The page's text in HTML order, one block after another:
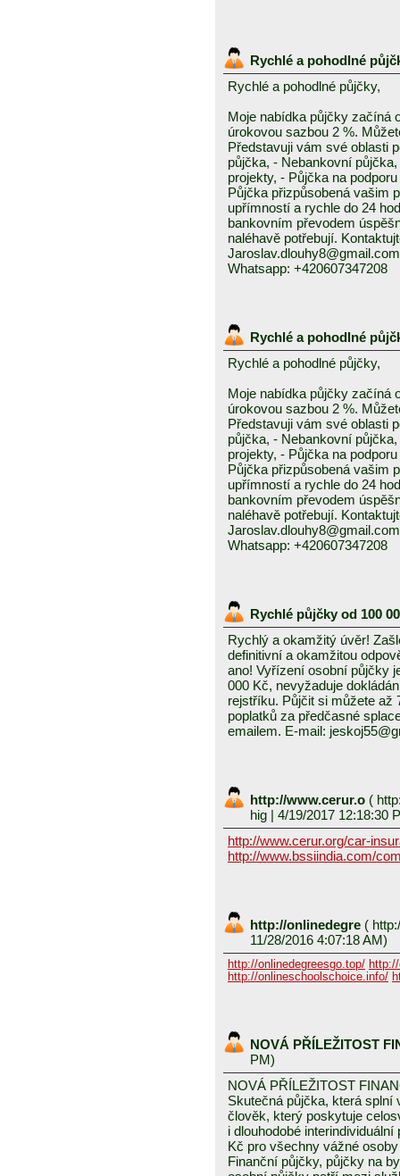
Rychlé a pohodlné
Rychlé a pohodlné půjčky,
Moje nabídka půjčky začíná
úrokovou sazbou 2 %.
Představuji vám své oblasti
půjčka, - Nebankovní
projekty, - Půjčka na
Půjčka přizpůsobená vašim
upřímností a rychle do 24
bankovním převodem
naléhavě potřebují.
Jaroslav.dlouhy8@gmail.com
Whatsapp: +420607347208
Rychlé a pohodlné
Rychlé a pohodlné půjčky,
Moje nabídka půjčky začíná
úrokovou sazbou 2 %.
Představuji vám své oblasti
půjčka, - Nebankovní
projekty, - Půjčka na
Půjčka přizpůsobená vašim
upřímností a rychle do 24
bankovním převodem
naléhavě potřebují.
Jaroslav.dlouhy8@gmail.com
Whatsapp: +420607347208
Rychlé půjčky od 100
Rychlý a okamžitý úvěr!
definitivní a okamžitou
ano! Vyřízení osobní půjčky
000 Kč, nevyžaduje
rejstříku. Půjčit si můžete až
poplatků za předčasné
emailem. E-mail:
http://www.cerur.o (
hig | 4/19/2017 12:18:30
http://www.cerur.org/car-
http://www.bssiindia.com/
http://onlinedegre (
11/28/2016 4:07:18 AM)
http://onlinedegreesgo.top/
http://onlineschoolschoice.info/
NOVÁ PŘÍLEŽITOST
PM)
NOVÁ PŘÍLEŽITOST
Skutečná půjčka, která
člověk, který poskytuje
i dlouhodobé
Kč pro všechny vážné
Finanční půjčky, půjčky na